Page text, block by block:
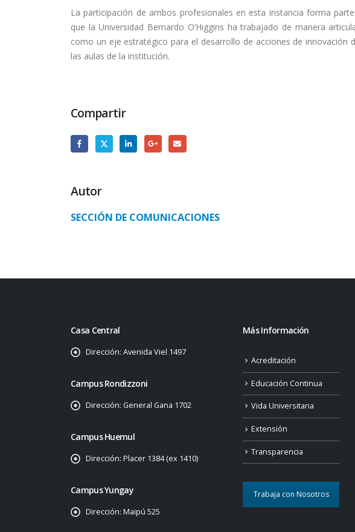
La participación de ambos profesionales en esta instancia forma
que la Universidad Bernardo O’Higgins ha trabajado de manera
como un eje estratégico para el desarrollo de acciones de innovación
las aulas de la institución.
Compartir
Autor
SECCIÓN DE COMUNICACIONES
Casa Central
Dirección: Avenida Viel 1497
Campus Rondizzoni
Dirección: General Gana 1702
Campus Huemul
Dirección: Placer 1384 (ex 1410)
Campus Yungay
Dirección: Maipú 525
Más Información
Acreditación
Educación Continua
Vida Universitaria
Extensión
Transparencia
Trabaja con Nosotros